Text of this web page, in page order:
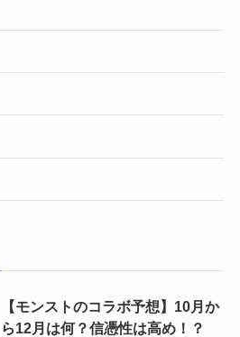
【モンストのコラボ予想】10月か
ら12月は何？信憑性は高め！？